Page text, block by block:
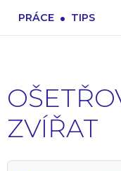
PRÁCE . TIPS
ZVÍŘAT